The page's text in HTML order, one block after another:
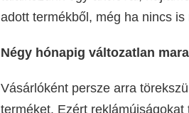
adott termékből, még ha nincs is
Négy hónapig változatlan
Vásárlóként persze arra
terméket. Ezért